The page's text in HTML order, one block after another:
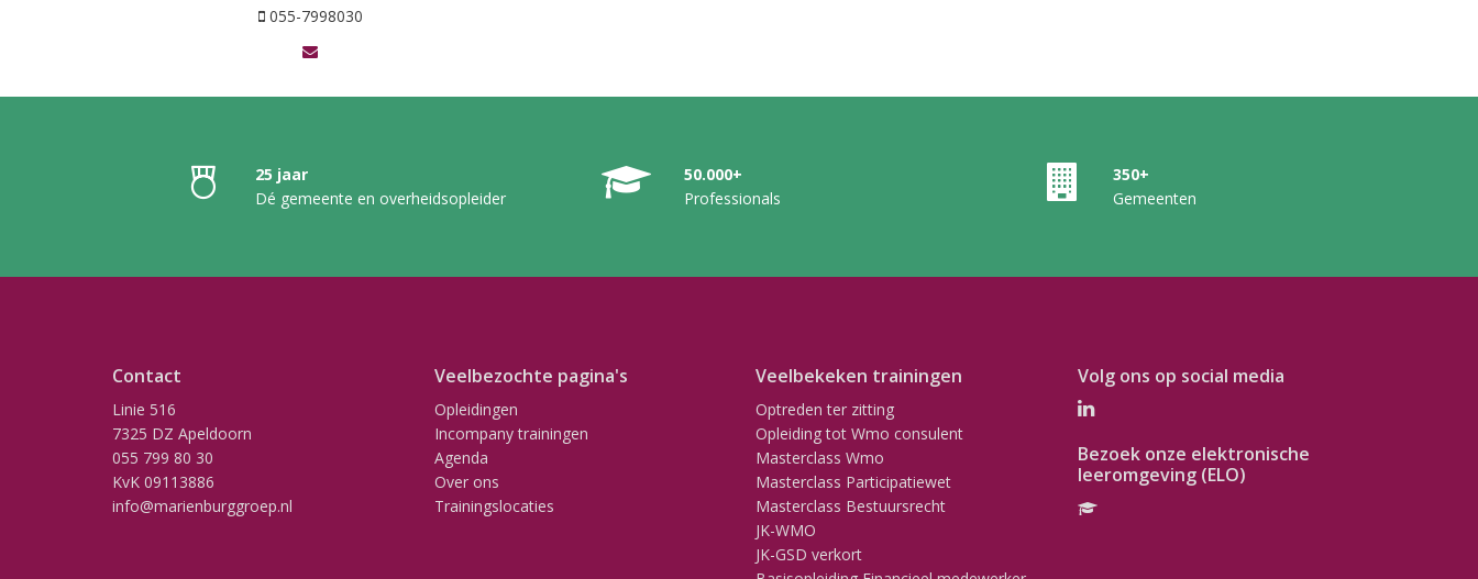
055-7998030
25 jaar
Dé gemeente en overheidsopleider
50.000+
Professionals
350+
Gemeenten
Contact
Linie 516
7325 DZ Apeldoorn
055 799 80 30
KvK 09113886
info@marienburggroep.nl
Veelbezochte pagina's
Opleidingen
Incompany trainingen
Agenda
Over ons
Trainingslocaties
Veelbekeken trainingen
Optreden ter zitting
Opleiding tot Wmo consulent
Masterclass Wmo
Masterclass Participatiewet
Masterclass Bestuursrecht
JK-WMO
JK-GSD verkort
Volg ons op social media
Bezoek onze elektronische
leeromgeving (ELO)